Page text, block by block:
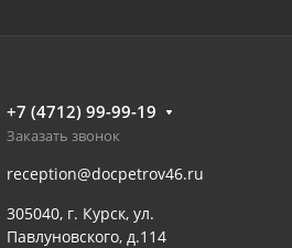
+7 (4712) 99-99-19
Заказать звонок
reception@docpetrov46.ru
305040, г. Курск, ул.
Павлуновского, д.114